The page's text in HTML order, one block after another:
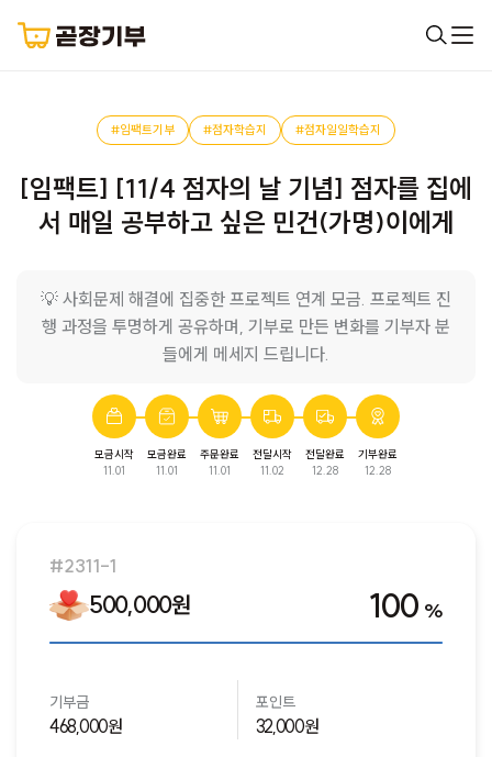
#임팩트기부 #점자학습지 #점자일일학습지
[임팩트] [11/4 점자의 날 기념] 점자를 집에
서 매일 공부하고 싶은 민건(가명)이에게
💡 사회문제 해결에 집중한 프로젝트 연계 모금. 프로젝트 진
행 과정을 투명하게 공유하며, 기부로 만든 변화를 기부자 분
들에게 메세지 드립니다.
모금시작
11.01
모금완료
11.01
주문완료
11.01
전달시작
11.02
전달완료
12.28
기부완료
12.28
알림신청하기
#2311-1
500,000원 100 %
기부금
468,000원
포인트
32,000원